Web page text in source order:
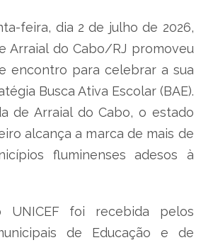
feira, dia 2 de julho de 2026,
Arraial do Cabo/RJ promoveu
encontro para celebrar a sua
Busca Ativa Escolar (BAE).
de Arraial do Cabo, o estado
alcança a marca de mais de
fluminenses adesos à
UNICEF foi recebida pelos
de Educação e de